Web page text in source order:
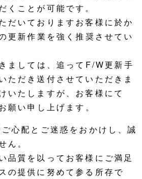
くことが可能です。
だいておりますお客様に於か
更新作業を強く推奨させてい
ましては、追ってF/W更新手
ただき送付させていただきま
いたしますが、お客様にて
願い申し上げます。
心配とご迷惑をおかけし、誠
ん。
品質を以ってお客様にご満足
の提供に努めて参る所存で